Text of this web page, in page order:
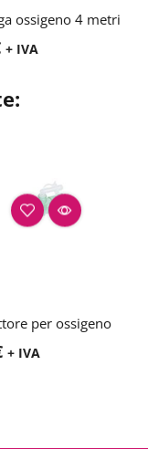
ossigeno 4 metri
+ IVA
per ossigeno
+ IVA